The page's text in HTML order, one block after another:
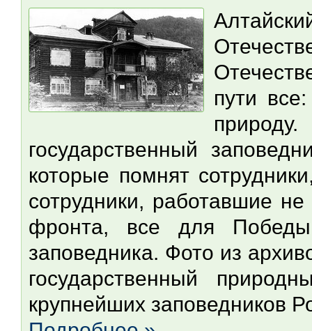
пути
государственный
которые помнят
сотрудники, работавшие
фронта, все для
заповедника. Фото из
государственный
крупнейших заповедников